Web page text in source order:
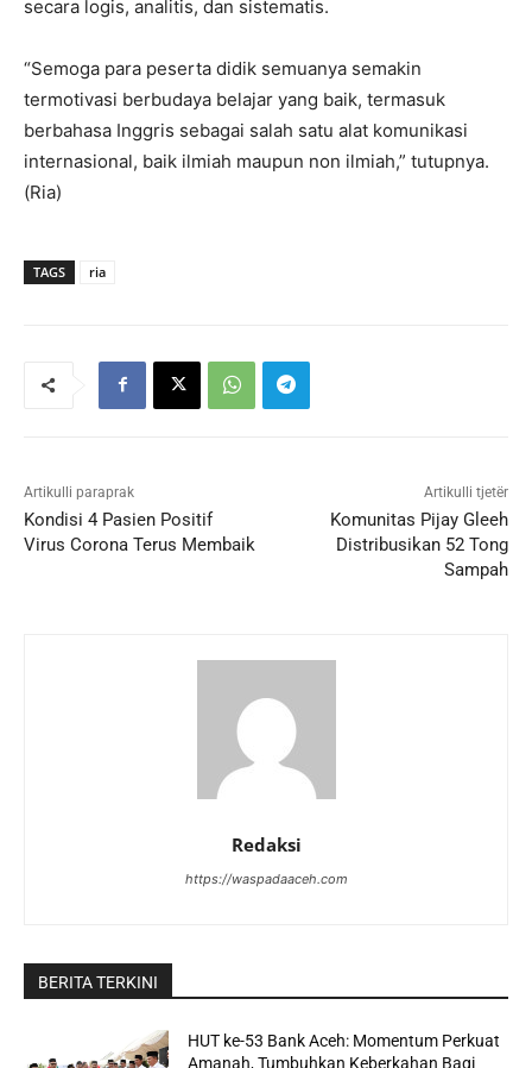
secara logis, analitis, dan sistematis.
“Semoga para peserta didik semuanya semakin
termotivasi berbudaya belajar yang baik, termasuk
berbahasa Inggris sebagai salah satu alat komunikasi
internasional, baik ilmiah maupun non ilmiah,” tutupnya.
(Ria)
TAGS ria
Artikulli paraprak
Kondisi 4 Pasien Positif
Virus Corona Terus Membaik
Artikulli tjetër
Komunitas Pijay Gleeh
Distribusikan 52 Tong
Sampah
Redaksi
https://waspadaaceh.com
BERITA TERKINI
HUT ke-53 Bank Aceh: Momentum Perkuat
Amanah, Tumbuhkan Keberkahan Bagi